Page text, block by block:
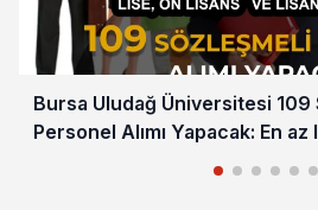
Bursa Uludağ Üniversitesi 109
Personel Alımı Yapacak: En